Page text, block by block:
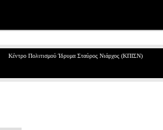
Κέντρο Πολιτισμού Ίδρυμα Σταύρος Νιάρχος (ΚΠΙΣΝ)